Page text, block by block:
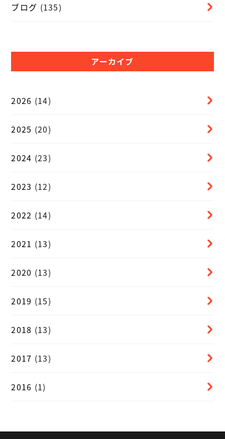
ブログ (135)
アーカイブ
2026 (14)
2025 (20)
2024 (23)
2023 (12)
2022 (14)
2021 (13)
2020 (13)
2019 (15)
2018 (13)
2017 (13)
2016 (1)